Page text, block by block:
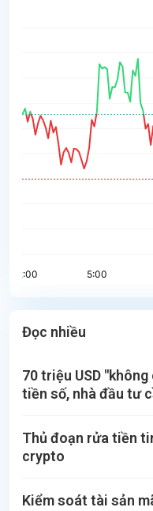
Đọc nhiều
70 triệu USD
tiền số, nhà đầu tư
Thủ đoạn rửa tiền
crypto
Kiểm soát tài sản